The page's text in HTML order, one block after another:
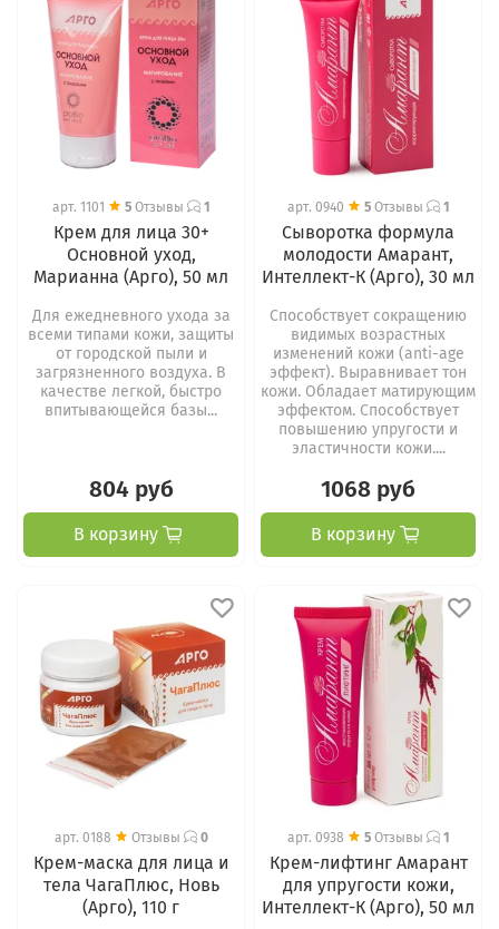
арт. 1101 5Отзывы 1
Крем для лица 30+
Основной уход,
Марианна (Арго), 50 мл
Для ежедневного ухода за
всеми типами кожи, защиты
от городской пыли и
загрязненного воздуха. В
качестве легкой, быстро
впитывающейся базы...
804 руб
В корзину
арт. 0940 5Отзывы 1
Сыворотка формула
молодости Амарант,
Интеллект-К (Арго), 30 мл
Способствует сокращению
видимых возрастных
изменений кожи (anti-age
эффект). Выравнивает тон
кожи. Обладает матирующим
эффектом. Способствует
повышению упругости и
эластичности кожи....
1068 руб
В корзину
арт. 0188 Отзывы 0
Крем-маска для лица и
тела ЧагаПлюс, Новь
(Арго), 110 г
арт. 0938 5Отзывы 1
Крем-лифтинг Амарант
для упругости кожи,
Интеллект-К (Арго), 50 мл